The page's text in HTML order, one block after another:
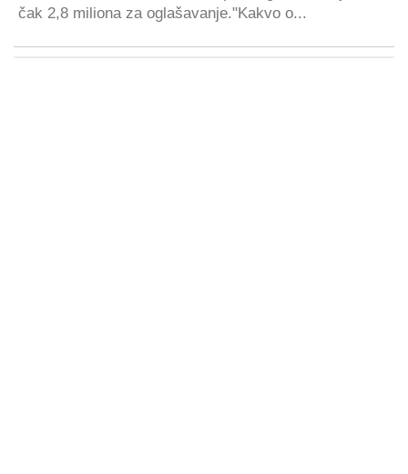
čak 2,8 miliona za oglašavanje."Kakvo o...